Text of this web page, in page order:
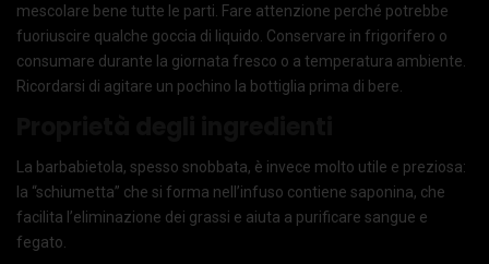
mescolare bene tutte le parti. Fare attenzione perché potrebbe
fuoriuscire qualche goccia di liquido. Conservare in frigorifero o
consumare durante la giornata fresco o a temperatura ambiente.
Ricordarsi di agitare un pochino la bottiglia prima di bere.
La barbabietola, spesso snobbata, è invece molto utile e preziosa:
la “schiumetta” che si forma nell’infuso contiene saponina, che
facilita l’eliminazione dei grassi e aiuta a purificare sangue e
fegato.